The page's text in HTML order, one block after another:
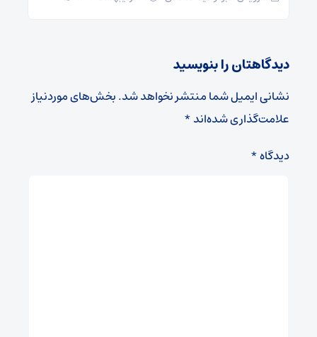
دیدگاهتان را بنویسید
نشانی ایمیل شما منتشر نخواهد شد.بخش‌های موردنیاز
علامت‌گذاری شده‌اند*
دیدگاه*